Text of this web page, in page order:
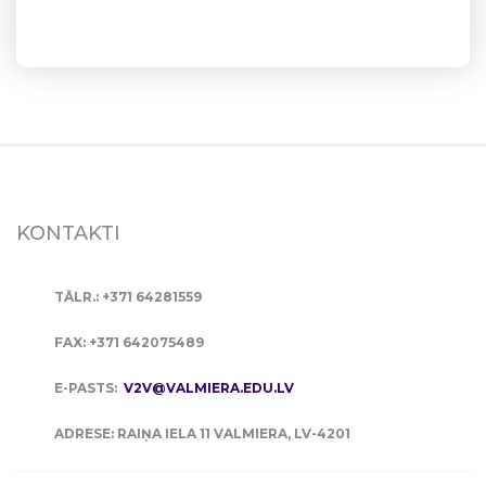
KONTAKTI
TĀLR.: +371 64281559
FAX: +371 642075489
E-PASTS: V2V@VALMIERA.EDU.LV
ADRESE: RAIŅA IELA 11 VALMIERA, LV-4201